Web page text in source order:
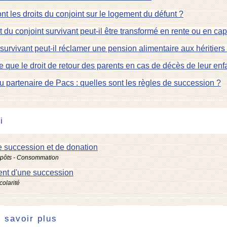
les droits du conjoint sur le logement du défunt ?
du conjoint survivant peut-il être transformé en rente ou en
peut-il réclamer une pension alimentaire aux héritiers
que le droit de retour des parents en cas de décès de leur
partenaire de Pacs : quelles sont les règles de succession ?
succession et de donation
- Consommation
d'une succession
savoir plus